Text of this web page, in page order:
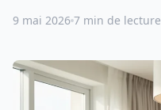
9 mai 2026 7 min de lecture